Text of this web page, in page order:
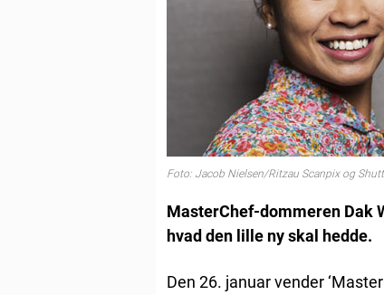
Foto: Jacob Nielsen/Ritzau Scanpix og
MasterChef-dommeren Dak
hvad den lille ny skal hedde.
Den 26. januar vender